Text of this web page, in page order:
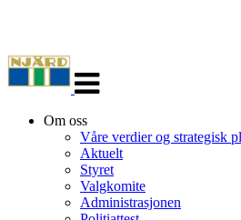
navigasjon
Om oss
Våre verdier og strategisk
Aktuelt
Styret
Valgkomite
Administrasjonen